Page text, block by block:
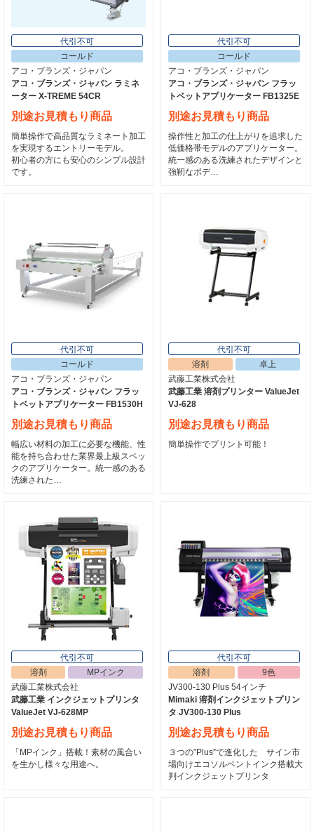
代引不可
コールド
アコ・ブランズ・ジャパン
アコ・ブランズ・ジャパン ラミネ
ーター X-TREME 54CR
別途お見積もり商品
簡単操作で高品質なラミネート加工
を実現するエントリーモデル。
初心者の方にも安心のシンプル設計
です。
代引不可
コールド
アコ・ブランズ・ジャパン
アコ・ブランズ・ジャパン フラッ
トベットアプリケーター FB1325E
別途お見積もり商品
操作性と加工の仕上がりを追求した
低価格帯モデルのアプリケーター。
統一感のある洗練されたデザインと
強靭なボデ…
代引不可
コールド
アコ・ブランズ・ジャパン
アコ・ブランズ・ジャパン フラッ
トベットアプリケーター FB1530H
別途お見積もり商品
幅広い材料の加工に必要な機能、性
能を持ち合わせた業界最上級スペッ
クのアプリケーター。統一感のある
洗練された…
代引不可
溶剤
卓上
武藤工業株式会社
武藤工業 溶剤プリンター ValueJet
VJ-628
別途お見積もり商品
簡単操作でプリント可能！
代引不可
溶剤
MPインク
武藤工業株式会社
武藤工業 インクジェットプリンタ
ValueJet VJ-628MP
別途お見積もり商品
「MPインク」搭載！素材の風合い
を生かし様々な用途へ。
代引不可
溶剤
9色
JV300-130 Plus 54インチ
Mimaki 溶剤インクジェットプリン
タ JV300-130 Plus
別途お見積もり商品
３つの”Plus”で進化した サイン市
場向けエコソルベントインク搭載大
判インクジェットプリンタ